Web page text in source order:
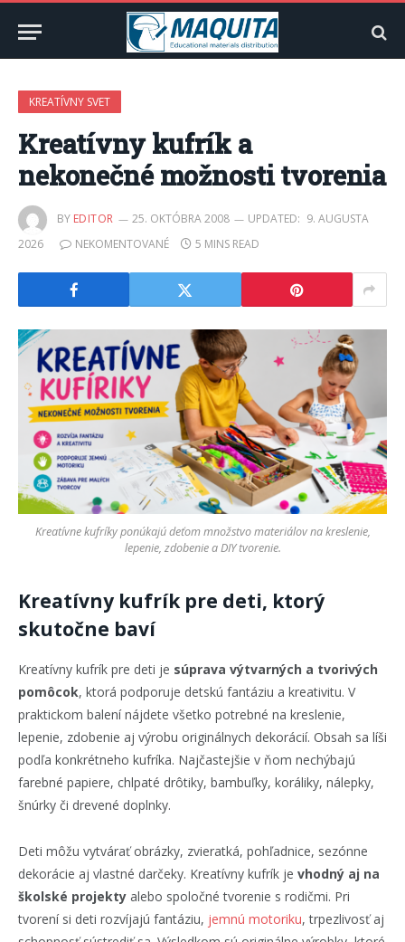
KREATÍVNY SVET
Kreatívny kufrík a
nekonečné možnosti tvorenia
BY EDITOR 25. OKTÓBRA 2008 UPDATED: 9. AUGUSTA
2026
NEKOMENTOVANÉ 5 MINS READ
Kreatívne kufríky ponúkajú deťom množstvo materiálov na kreslenie,
lepenie, zdobenie a DIY tvorenie.
Kreatívny kufrík pre deti, ktorý
skutočne baví
Kreatívny kufrík pre deti je súprava výtvarných a tvorivých
pomôcok, ktorá podporuje detskú fantáziu a kreativitu. V
praktickom balení nájdete všetko potrebné na kreslenie,
lepenie, zdobenie aj výrobu originálnych dekorácií. Obsah sa líši
podľa konkrétneho kufríka. Najčastejšie v ňom nechýbajú
farebné papiere, chlpaté drôtiky, bambuľky, koráliky, nálepky,
šnúrky či drevené doplnky.
Deti môžu vytvárať obrázky, zvieratká, pohľadnice, sezónne
dekorácie aj vlastné darčeky. Kreatívny kufrík je vhodný aj na
školské projekty alebo spoločné tvorenie s rodičmi. Pri
tvorení si deti rozvíjajú fantáziu, jemnú motoriku, trpezlivosť aj